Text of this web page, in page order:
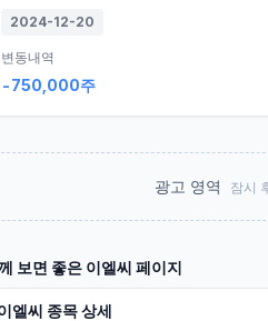
2024-12-20
변동내역
-750,000주
광고 영역 잠시
보면 좋은 이엘씨 페이지
엘씨 종목 상세